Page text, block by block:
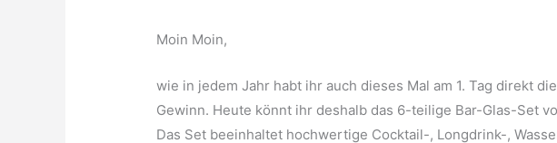
Moin Moin,
wie in jedem Jahr habt ihr auch dieses Mal am 1. Tag direkt
Gewinn. Heute könnt ihr deshalb das 6-teilige Bar-Glas-Set
Das Set beeinhaltet hochwertige Cocktail-, Longdrink-,